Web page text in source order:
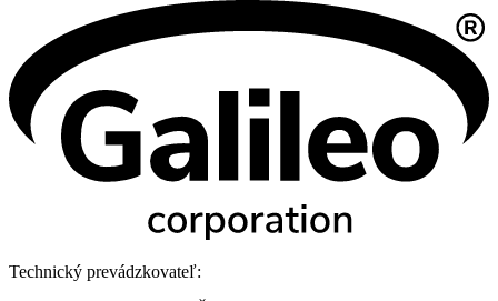
Technický prevádzkovateľ: